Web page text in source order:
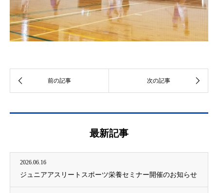
最新記事
2026.06.16
ジュニアアスリートスポーツ栄養セミナー開催のお知らせ